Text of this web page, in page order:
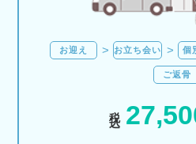
お迎え お立ち会い 個
ご返骨